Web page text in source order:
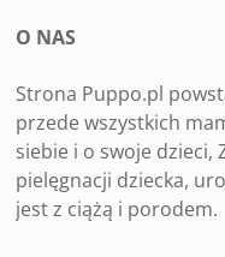
O NAS
Strona Puppo.pl
przede wszystkich
siebie i o swoje dzieci,
pielęgnacji dziecka,
jest z ciążą i porodem.